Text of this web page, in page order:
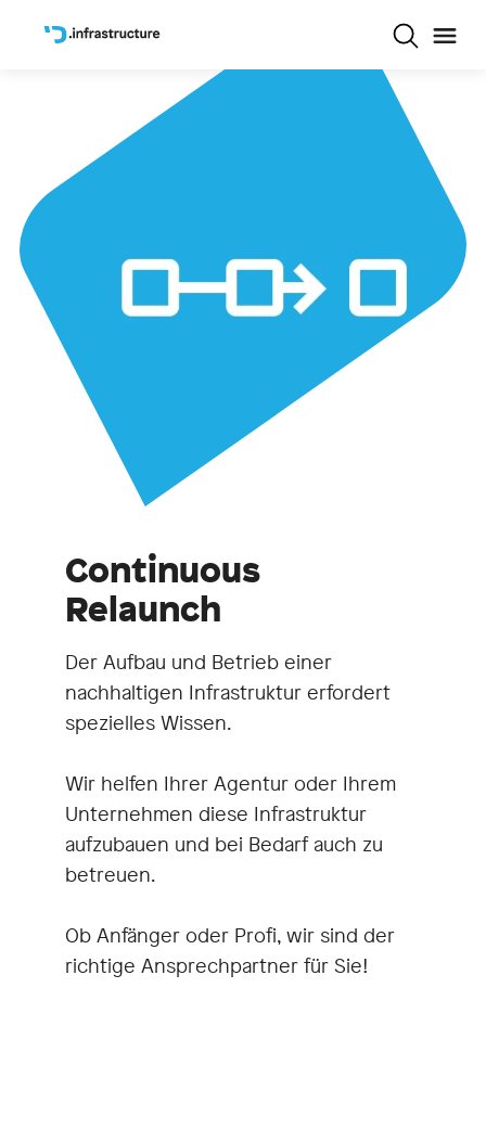
Continuous
Relaunch
Der Aufbau und Betrieb einer
nachhaltigen Infrastruktur erfordert
spezielles Wissen.
Wir helfen Ihrer Agentur oder Ihrem
Unternehmen diese Infrastruktur
aufzubauen und bei Bedarf auch zu
betreuen.
Ob Anfänger oder Profi, wir sind der
richtige Ansprechpartner für Sie!